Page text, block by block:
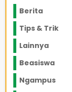
Berita
Tips & Trik
Lainnya
Beasiswa
Ngampus